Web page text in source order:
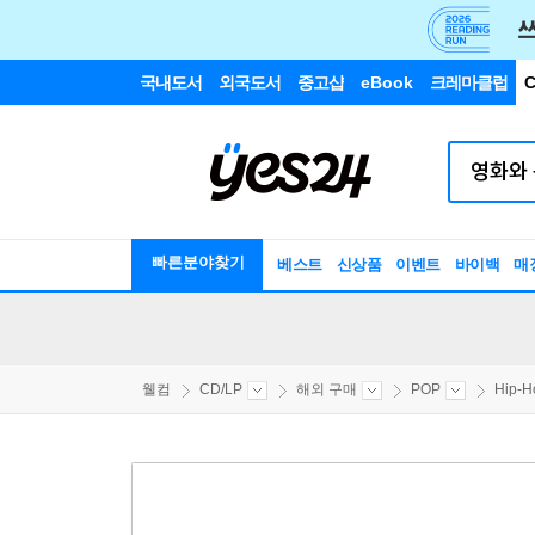
국내도서 외국도서 중고샵 eBook 크레마클럽
빠른분야찾기 베스트 신상품 이벤트 바이백 매
웰컴 CD/LP 해외 구매 POP Hip-